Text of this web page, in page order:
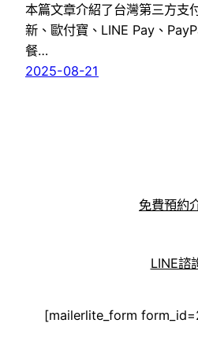
本篇文章介紹了台灣第三方支
新、歐付寶、LINE Pay、
餐…
2025-08-21
免費預約
LINE諮
[mailerlite_form